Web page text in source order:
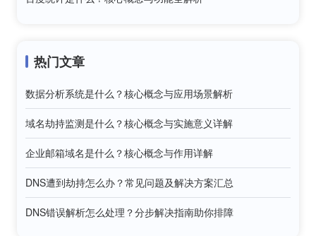
热门文章
数据分析系统是什么？核心概念与应用场景解析
域名劫持监测是什么？核心概念与实施意义详解
企业邮箱域名是什么？核心概念与作用详解
DNS遭到劫持怎么办？常见问题及解决方案汇总
DNS错误解析怎么处理？分步解决指南助你排障